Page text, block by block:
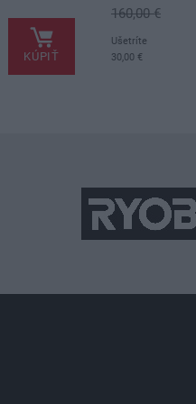
KÚPIŤ
160,00 €
Ušetríte
30,00 €